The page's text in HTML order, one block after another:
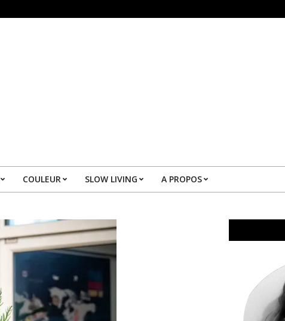
Primary
Menu
COULEUR SLOW LIVING A PROPOS